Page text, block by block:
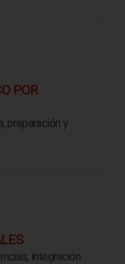
POR
preparación y
integración